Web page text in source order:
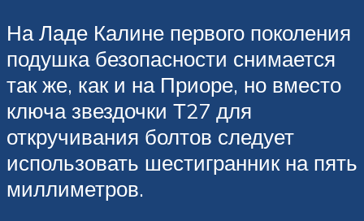
На Ладе Калине первого поколения
подушка безопасности снимается
так же, как и на Приоре, но вместо
ключа звездочки Т27 для
откручивания болтов следует
использовать шестигранник на пять
миллиметров.